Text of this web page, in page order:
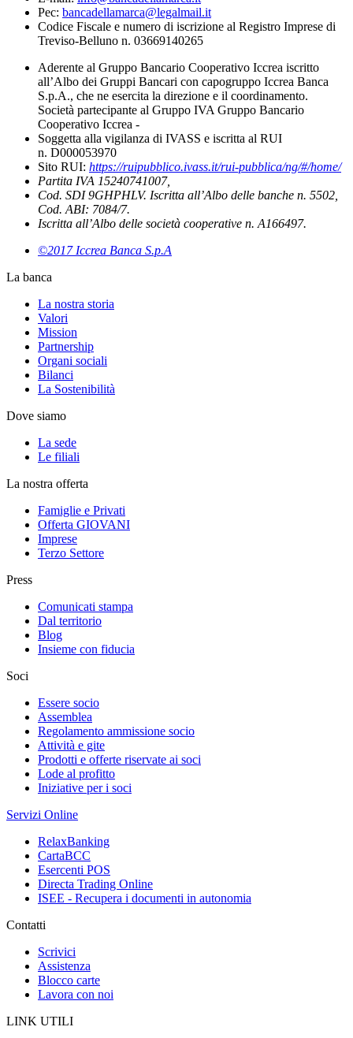
Pec: bancadellamarca@legalmail.it
Codice Fiscale e numero di iscrizione al Registro Imprese di
Treviso-Belluno n. 03669140265
Aderente al Gruppo Bancario Cooperativo Iccrea iscritto
all’Albo dei Gruppi Bancari con capogruppo Iccrea Banca
S.p.A., che ne esercita la direzione e il coordinamento.
Società partecipante al Gruppo IVA Gruppo Bancario
Cooperativo Iccrea -
Soggetta alla vigilanza di IVASS e iscritta al RUI
n. D000053970
Sito RUI: https://ruipubblico.ivass.it/rui-pubblica/ng/#/home/
Partita IVA 15240741007,
Cod. SDI 9GHPHLV. Iscritta all’Albo delle banche n. 5502,
Cod. ABI: 7084/7.
Iscritta all’Albo delle società cooperative n. A166497.
©2017 Iccrea Banca S.p.A
La banca
La nostra storia
Valori
Mission
Partnership
Organi sociali
Bilanci
La Sostenibilità
Dove siamo
La sede
Le filiali
La nostra offerta
Famiglie e Privati
Offerta GIOVANI
Imprese
Terzo Settore
Press
Comunicati stampa
Dal territorio
Blog
Insieme con fiducia
Soci
Essere socio
Assemblea
Regolamento ammissione socio
Attività e gite
Prodotti e offerte riservate ai soci
Lode al profitto
Iniziative per i soci
Servizi Online
RelaxBanking
CartaBCC
Esercenti POS
Directa Trading Online
ISEE - Recupera i documenti in autonomia
Contatti
Scrivici
Assistenza
Blocco carte
Lavora con noi
LINK UTILI